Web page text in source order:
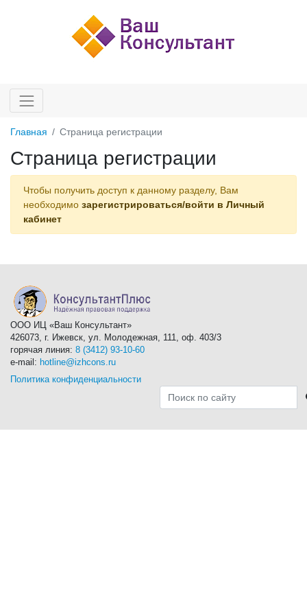
Главная Страница регистрации
Страница регистрации
Чтобы получить доступ к данному разделу, Вам
необходимо зарегистрироваться/войти в Личный
кабинет
ООО ИЦ «Ваш Консультант»
426073, г. Ижевск, ул. Молодежная, 111, оф. 403/3
горячая линия: 8 (3412) 93-10-60
e-mail: hotline@izhcons.ru
Политика конфиденциальности